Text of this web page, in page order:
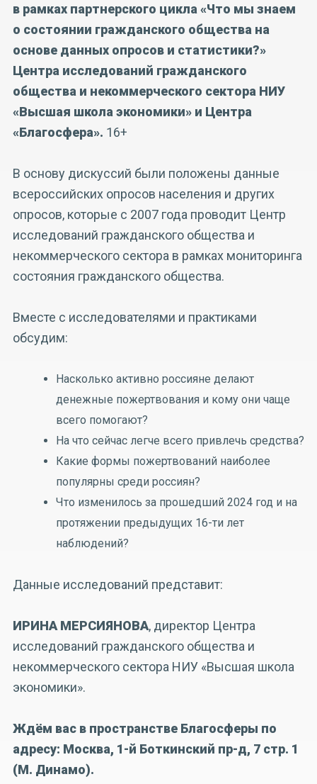
в рамках партнерского цикла «Что мы знаем
о состоянии гражданского общества на
основе данных опросов и статистики?»
Центра исследований гражданского
общества и некоммерческого сектора НИУ
«Высшая школа экономики» и Центра
«Благосфера». 16+
В основу дискуссий были положены данные
всероссийских опросов населения и других
опросов, которые с 2007 года проводит Центр
исследований гражданского общества и
некоммерческого сектора в рамках мониторинга
состояния гражданского общества.
Вместе с исследователями и практиками
обсудим:
Насколько активно россияне делают
денежные пожертвования и кому они чаще
всего помогают?
На что сейчас легче всего привлечь средства?
Какие формы пожертвований наиболее
популярны среди россиян?
Что изменилось за прошедший 2024 год и на
протяжении предыдущих 16-ти лет
наблюдений?
Данные исследований представит:
ИРИНА МЕРСИЯНОВА, директор Центра
исследований гражданского общества и
некоммерческого сектора НИУ «Высшая школа
экономики».
Ждём вас в пространстве Благосферы по
адресу: Москва, 1-й Боткинский пр-д, 7 стр. 1
(М. Динамо).